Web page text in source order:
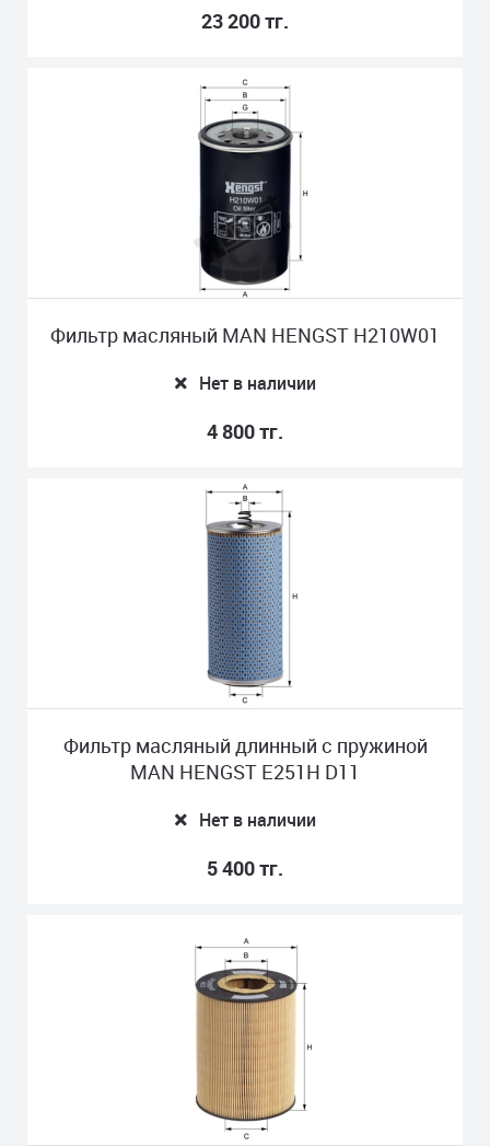
23 200 тг.
Фильтр масляный MAN HENGST H210W01
Нет в наличии
4 800 тг.
Фильтр масляный длинный с пружиной
MAN HENGST E251H D11
Нет в наличии
5 400 тг.